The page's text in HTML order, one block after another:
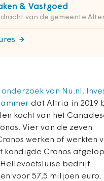
& Vastgoed
van de gemeente
onderzoek van Nu.nl,
dat Altria in 2019
kocht van het
Vier van de zeven
werken of werkten
kondigde Cronos
bedrijf
voor 57,5 miljoen euro.